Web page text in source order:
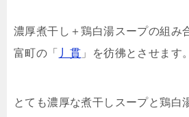
濃厚煮干し＋鶏白湯スープの組み
富町の「
丿貫 」を彷彿とさせます。
とても濃厚な煮干しスープと鶏白